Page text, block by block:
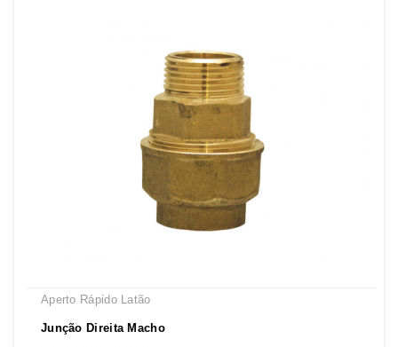
Aperto Rápido Latão
Junção Direita Macho